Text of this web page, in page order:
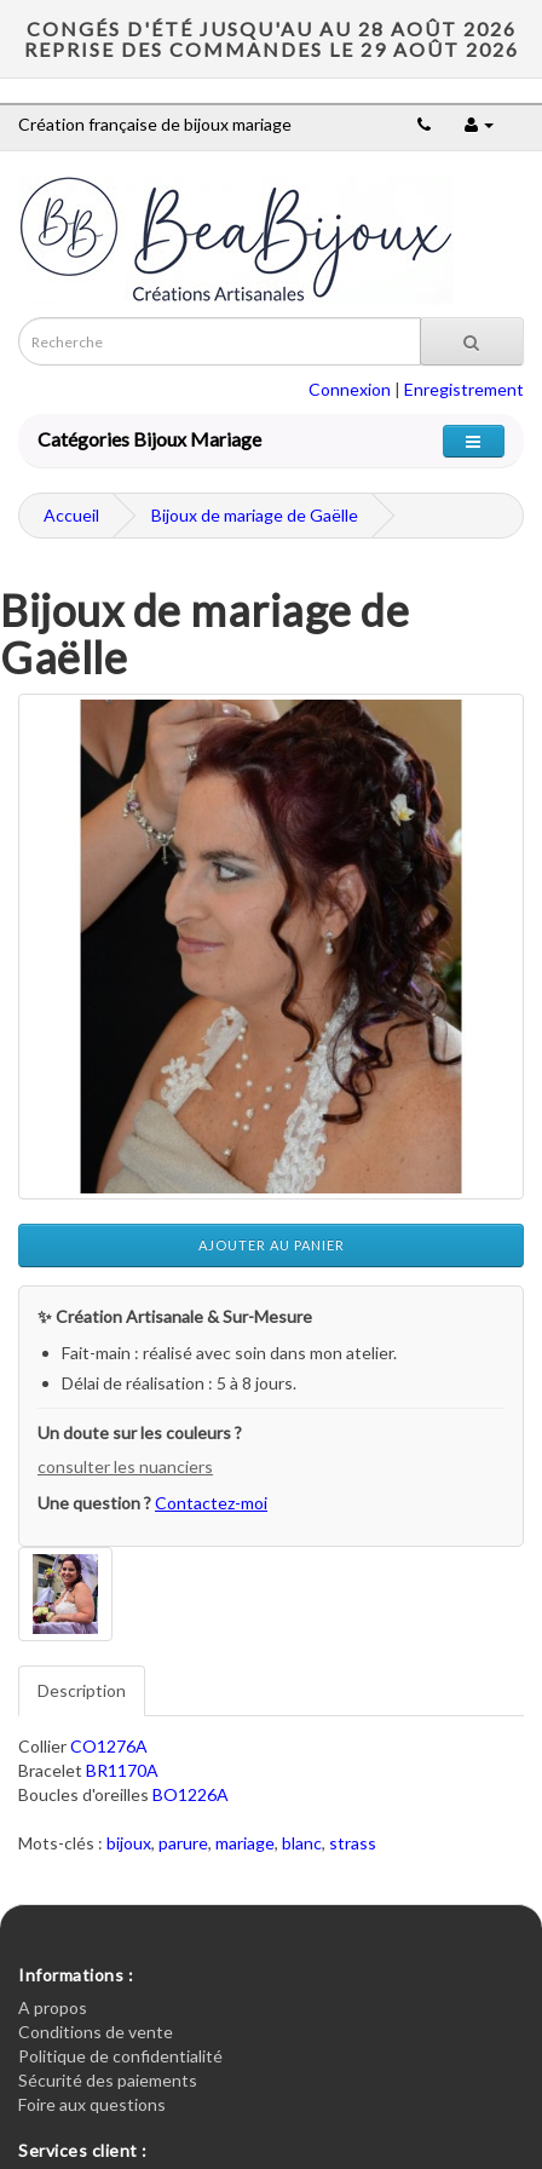
CONGÉS D'ÉTÉ JUSQU'AU AU 28 AOÛT 2026
REPRISE DES COMMANDES LE 29 AOÛT 2026
Création française de bijoux mariage
Connexion | Enregistrement
Catégories Bijoux Mariage
Accueil Bijoux de mariage de Gaëlle
Bijoux de mariage de
Gaëlle
AJOUTER AU PANIER
✨ Création Artisanale & Sur-Mesure
Fait-main : réalisé avec soin dans mon atelier.
Délai de réalisation : 5 à 8 jours.
Un doute sur les couleurs ?
consulter les nuanciers
Une question ?Contactez-moi
Description
CollierCO1276A
Bracelet BR1170A
Boucles d'oreilles BO1226A
Mots-clés : bijoux, parure, mariage, blanc, strass
Informations :
A propos
Conditions de vente
Politique de confidentialité
Sécurité des paiements
Foire aux questions
Services client :